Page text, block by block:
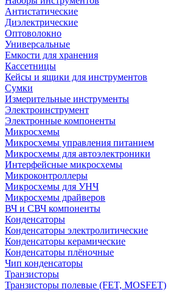
Антистатические
Диэлектрические
Оптоволокно
Универсальные
Емкости для хранения
Кассетницы
Кейсы и ящики для инструментов
Сумки
Измерительные инструменты
Электроинструмент
Электронные компоненты
Микросхемы
Микросхемы управления питанием
Микросхемы для автоэлектроники
Интерфейсные микросхемы
Микроконтроллеры
Микросхемы для УНЧ
Микросхемы драйверов
ВЧ и СВЧ компоненты
Конденсаторы
Конденсаторы электролитические
Конденсаторы керамические
Конденсаторы плёночные
Чип конденсаторы
Транзисторы
Транзисторы полевые (FET, MOSFET)